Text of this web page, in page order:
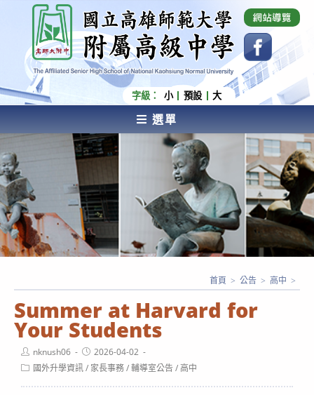
內
容
國立高雄師範大學附屬高級中學 Affiliated Senior
High School of National Kaohsiung Normal
University
字級： 小 預設 大
選單
AFFILIATED SENIOR HIGH SCHOOL OF NATIONAL
KAOHSIUNG NORMAL UNIVERSITY
Summer at Harvard for
Your Students
首頁 > 公告 > 高中 >
Post
author:
nknush06
Post
published:
2026-04-02
Post國外升學資訊/ 家長事務/輔導室公告/高中